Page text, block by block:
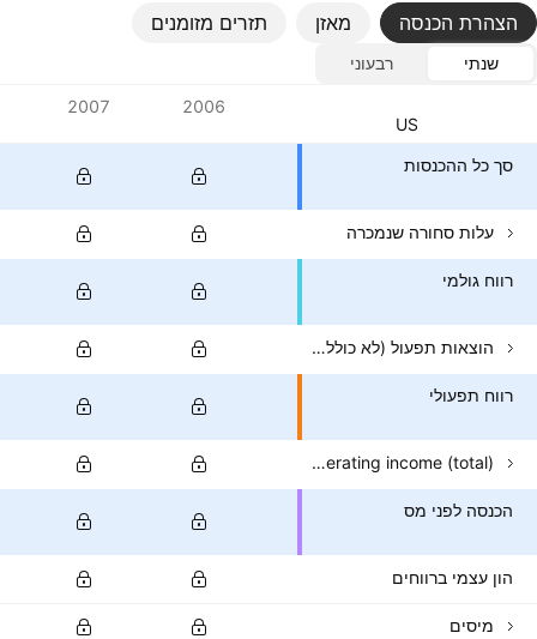
הצהרת הכנסה מאזן תזרים מזומנים
שנתי
רבעוני
2006
2007
סך כל ההכנסות
עלות סחורה שנמכרה
רווח גולמי
הוצאות תפעול (לא כולל COGS)
רווח תפעולי
Non-operating income (total)
הכנסה לפני מס
הון עצמי ברווחים
מיסים